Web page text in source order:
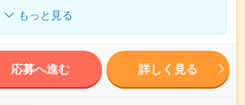
もっと見る
応募へ進む 詳しく見る